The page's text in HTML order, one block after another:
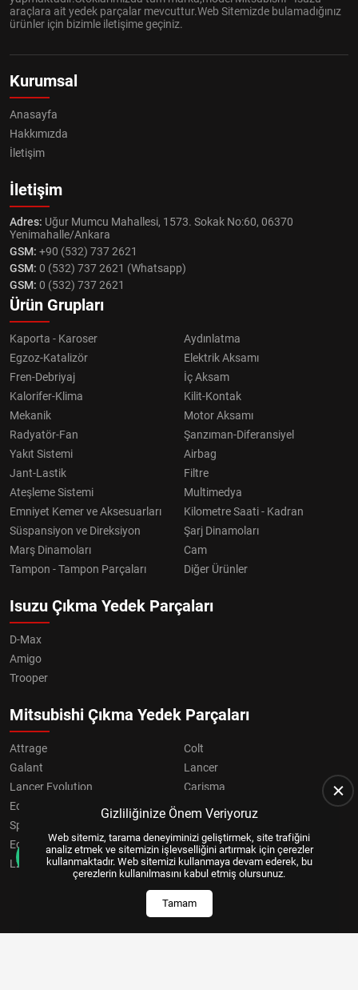
araçlara ait yedek parçalar mevcuttur.Web Sitemizde bulamadığınız
ürünler için bizimle iletişime geçiniz.
Kurumsal
Anasayfa
Hakkımızda
İletişim
İletişim
Adres: Uğur Mumcu Mahallesi, 1573. Sokak No:60, 06370
Yenimahalle/Ankara
GSM: +90 (532) 737 2621
GSM: 0 (532) 737 2621 (Whatsapp)
GSM: 0 (532) 737 2621
Ürün Grupları
Kaporta - Karoser
Aydınlatma
Egzoz-Katalizör
Elektrik Aksamı
Fren-Debriyaj
İç Aksam
Kalorifer-Klima
Kilit-Kontak
Mekanik
Motor Aksamı
Radyatör-Fan
Şanzıman-Diferansiyel
Yakıt Sistemi
Airbag
Jant-Lastik
Filtre
Ateşleme Sistemi
Multimedya
Emniyet Kemer ve Aksesuarları
Kilometre Saati - Kadran
Süspansiyon ve Direksiyon
Şarj Dinamoları
Marş Dinamoları
Cam
Tampon - Tampon Parçaları
Diğer Ürünler
Isuzu Çıkma Yedek Parçaları
D-Max
Amigo
Trooper
Mitsubishi Çıkma Yedek Parçaları
Attrage
Colt
Galant
Lancer
Lancer Evolution
Carisma
Eclipse
Grandis
Space Star
Eclipse Cross
OUTLANDER
L200
Pajero
Gizliliğinize Önem Veriyoruz
Web sitemiz, tarama deneyiminizi geliştirmek, site trafiğini
analiz etmek ve sitemizin işlevselliğini artırmak için çerezler
kullanmaktadır. Web sitemizi kullanmaya devam ederek, bu
çerezlerin kullanılmasını kabul etmiş olursunuz.
Tamam